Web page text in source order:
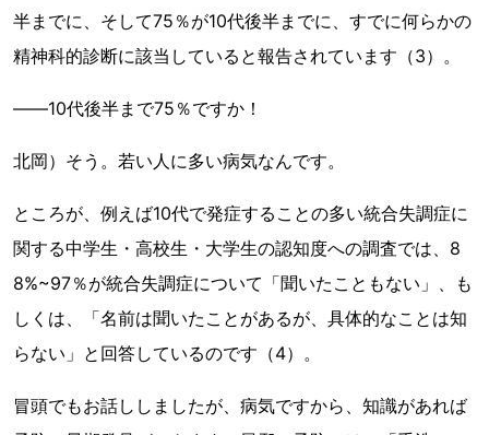
半までに、そして75％が10代後半までに、すでに何らかの
精神科的診断に該当していると報告されています（3）。
――10代後半まで75％ですか！
北岡）そう。若い人に多い病気なんです。
ところが、例えば10代で発症することの多い統合失調症に
関する中学生・高校生・大学生の認知度への調査では、8
8%~97％が統合失調症について「聞いたこともない」、も
しくは、「名前は聞いたことがあるが、具体的なことは知
らない」と回答しているのです（4）。
冒頭でもお話ししましたが、病気ですから、知識があれば